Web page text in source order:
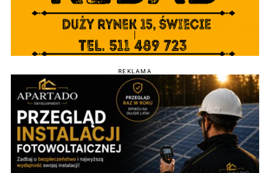
REKLAMA